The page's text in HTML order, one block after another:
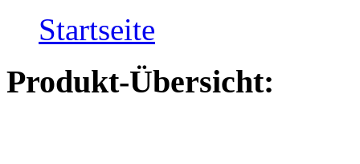
Startseite
Produkt-Übersicht: